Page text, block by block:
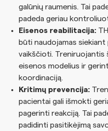
galūnių raumenis. Tai
padeda geriau
Eisenos reabilitacija:
būti naudojamas
vaikščioti. Treniruojantis
eisenos modelius ir
koordinaciją.
Kritimų prevencija:
pacientai gali išmokti
pagerinti reakciją. Tai
padidinti pasitikėjimą